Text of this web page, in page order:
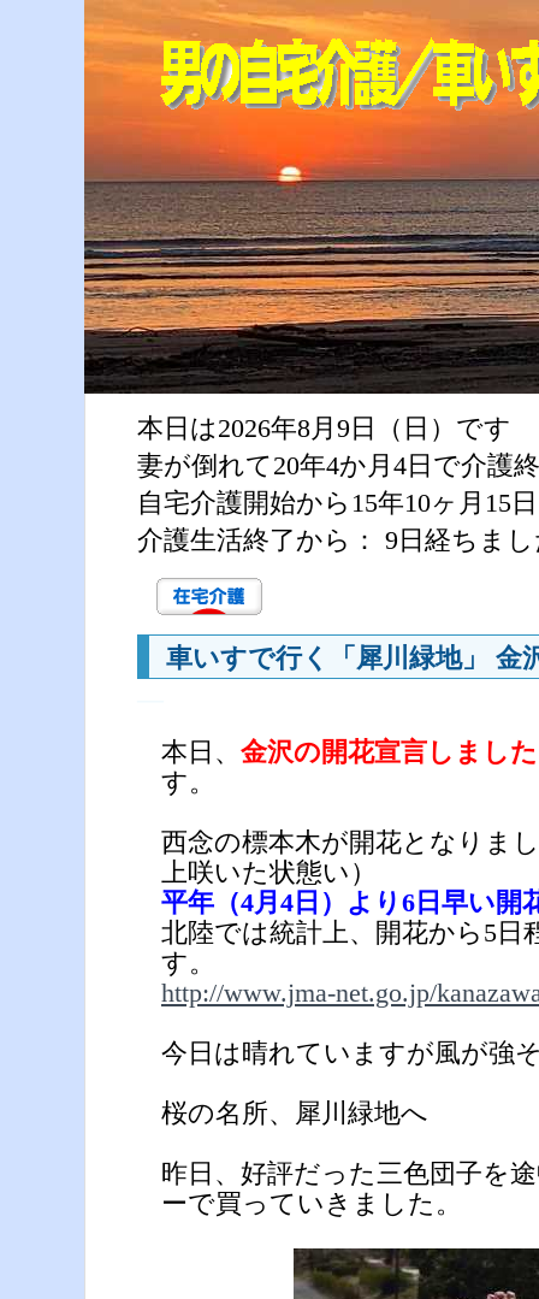
本日は2026年8月9日（日）です
妻が倒れて20年4か月4日で介護
自宅介護開始から15年10ヶ月15
介護生活終了から： 9日経ちま
車いすで行く「犀川緑地」 金
本日、 金沢の開花宣言しました
す。
西念の標本木が開花となりま
上咲いた状態い）
平年（4月4日）より6日早い開
北陸では統計上、開花から5日
す。
http://www.jma-net.go.jp/
今日は晴れていますが風が強
桜の名所、犀川緑地へ
昨日、好評だった三色団子を
ーで買っていきました。